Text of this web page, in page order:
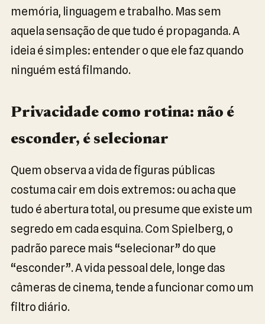
memória, linguagem e trabalho. Mas sem
aquela sensação de que tudo é propaganda. A
ideia é simples: entender o que ele faz quando
ninguém está filmando.
Privacidade como rotina: não é
esconder, é selecionar
Quem observa a vida de figuras públicas
costuma cair em dois extremos: ou acha que
tudo é abertura total, ou presume que existe um
segredo em cada esquina. Com Spielberg, o
padrão parece mais “selecionar” do que
“esconder”. A vida pessoal dele, longe das
câmeras de cinema, tende a funcionar como um
filtro diário.